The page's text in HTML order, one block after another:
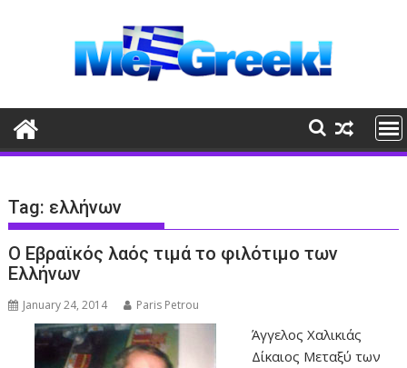
Tag: ελλήνων
Ο Εβραϊκός λαός τιμά το φιλότιμο των
Ελλήνων
January 24, 2014 Paris Petrou
Άγγελος Χαλικιάς
Δίκαιος Μεταξύ των